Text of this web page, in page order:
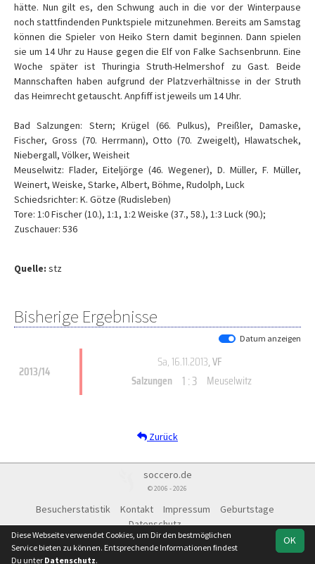
hätte. Nun gilt es, den Schwung auch in die vor der Winterpause
noch stattfindenden Punktspiele mitzunehmen. Bereits am Samstag
können die Spieler von Heiko Stern damit beginnen. Dann spielen
sie um 14 Uhr zu Hause gegen die Elf von Falke Sachsenbrunn. Eine
Woche später ist Thuringia Struth-Helmershof zu Gast. Beide
Mannschaften haben aufgrund der Platzverhältnisse in der Struth
das Heimrecht getauscht. Anpfiff ist jeweils um 14 Uhr.
Bad Salzungen: Stern; Krügel (66. Pulkus), Preißler, Damaske,
Fischer, Gross (70. Herrmann), Otto (70. Zweigelt), Hlawatschek,
Niebergall, Völker, Weisheit
Meuselwitz: Flader, Eiteljörge (46. Wegener), D. Müller, F. Müller,
Weinert, Weiske, Starke, Albert, Böhme, Rudolph, Luck
Schiedsrichter: K. Götze (Rudisleben)
Tore: 1:0 Fischer (10.), 1:1, 1:2 Weiske (37., 58.), 1:3 Luck (90.);
Zuschauer: 536
Quelle: stz
Bisherige Ergebnisse
Datum anzeigen
2013/14
Sa, 16.11.2013, VF
Salzungen 1 : 3 Meuselwitz
Zurück
soccero.de
© 2006 - 2026
Besucherstatistik Kontakt Impressum
Geburtstage
Datenschutz
OK
Diese Webseite verwendet Cookies, um Dir den bestmöglichen
Service bieten zu können. Entsprechende Informationen findest
Du unter Datenschutz.